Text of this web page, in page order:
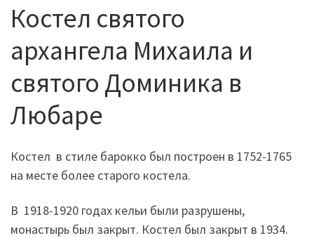
Костел святого
архангела Михаила и
святого Доминика в
Любаре
Костел в стиле барокко был построен в 1752-1765
на месте более старого костела.
В 1918-1920 годах кельи были разрушены,
монастырь был закрыт. Костел был закрыт в 1934.